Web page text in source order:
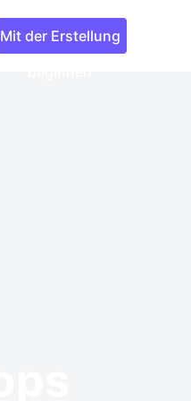
Mit der Erstellung